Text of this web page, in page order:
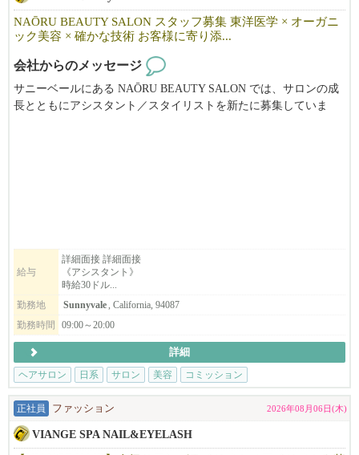
「ええっ！そんなに休み取れるんですか？と驚かれる事も多いで
す。」（笑）
当社ブランドで働​く店舗管理者の平均年収は約1​,402万円（日本人
スタッフ平均月給​116.9万円）。
​※為替レート $1=¥158 （2026年3月換算）
▶︎応募のポイント♪
おかげさまで大変多くのお問合せを頂いております。
職務経歴や履歴書については、なるべく詳細を明記して頂けると
選考確率がグンっと上がります！
━━━━━━━━━━━━━━━━━━━━
飲食業を愛する人に、次の世界を。
しゃぶしゃぶ、ラーメンを得意げに語るビジネスマンがシリコン
バレーにいる。
デリバリーのうどんは大人気。
NAŌRU BEAUTY SALON スタッフ募集 東洋医学 × オーガニ
ック美容 × 確かな技術 お客様に寄り添...
会社からのメッセージ
サニーベールにある NAŌRU BEAUTY SALON では、サロンの成
長とともにアシスタント／スタイリストを新たに募集していま
・アシスタント
・ボディマッサージセラピスト（同時募集）
こんな方をお待ちしています
・美容師免許（日本または米国）をお持ちの方、または実務経験
のある方
・東洋医学や自然派美容に興味がある方
・一人ひとりのお客様と丁寧に向き合いたい方
※長期で働ける方を歓迎します。
給与
詳細面接 詳細面接
《アシスタント》
時給30ドル...
勤務地
Sunnyvale, California, 94087
勤務時間
09:00～20:00
詳細
ヘアサロン
日系 サロン 美容 コミッション
正社員 ファッション 2026年08月06日(木)
VIANGE SPA NAIL&EYELASH